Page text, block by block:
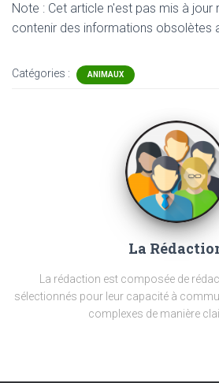
Note : Cet article n'est pas mis à jour
contenir des informations obsolètes
Catégories : ANIMAUX
La
La rédaction est composée de
sélectionnés pour leur capacité à
complexes de manière